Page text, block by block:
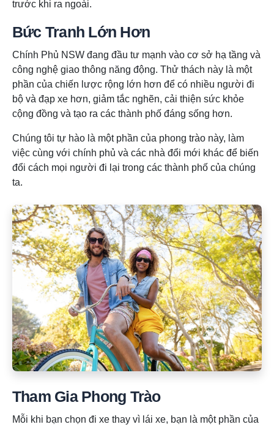
trước khi ra ngoài.
Bức Tranh Lớn Hơn
Chính Phủ NSW đang đầu tư mạnh vào cơ sở hạ tầng và
công nghệ giao thông năng động. Thử thách này là một
phần của chiến lược rộng lớn hơn để có nhiều người đi
bộ và đạp xe hơn, giảm tắc nghẽn, cải thiện sức khỏe
cộng đồng và tạo ra các thành phố đáng sống hơn.
Chúng tôi tự hào là một phần của phong trào này, làm
việc cùng với chính phủ và các nhà đổi mới khác để biến
đổi cách mọi người đi lại trong các thành phố của chúng
ta.
Tham Gia Phong Trào
Mỗi khi bạn chọn đi xe thay vì lái xe, bạn là một phần của